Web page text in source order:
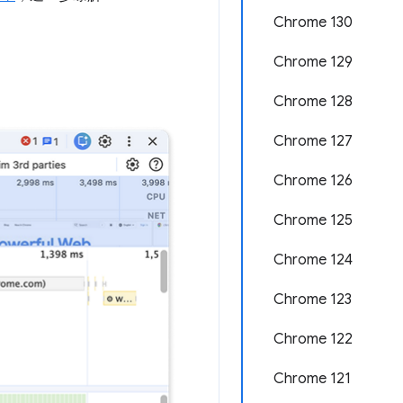
Chrome 130
Chrome 129
Chrome 128
Chrome 127
Chrome 126
Chrome 125
Chrome 124
Chrome 123
Chrome 122
Chrome 121